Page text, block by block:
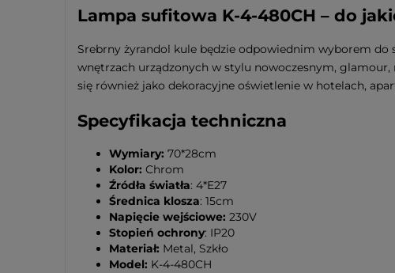
Lampa sufitowa K-4-480CH – do
Srebrny żyrandol kule będzie odpowiednim wyborem
wnętrzach urządzonych w stylu nowoczesnym,
się również jako dekoracyjne oświetlenie w hotelach,
Specyfikacja techniczna
Wymiary: 70*28cm
Kolor: Chrom
Źródła światła: 4*E27
Średnica klosza: 15cm
Napięcie wejściowe: 230V
Stopień ochrony: IP20
Materiał: Metal, Szkło
Model: K-4-480CH